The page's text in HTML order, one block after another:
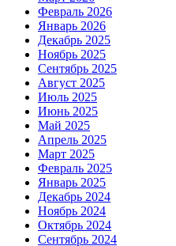
Февраль 2026
Январь 2026
Декабрь 2025
Ноябрь 2025
Сентябрь 2025
Август 2025
Июль 2025
Июнь 2025
Май 2025
Апрель 2025
Март 2025
Февраль 2025
Январь 2025
Декабрь 2024
Ноябрь 2024
Октябрь 2024
Сентябрь 2024